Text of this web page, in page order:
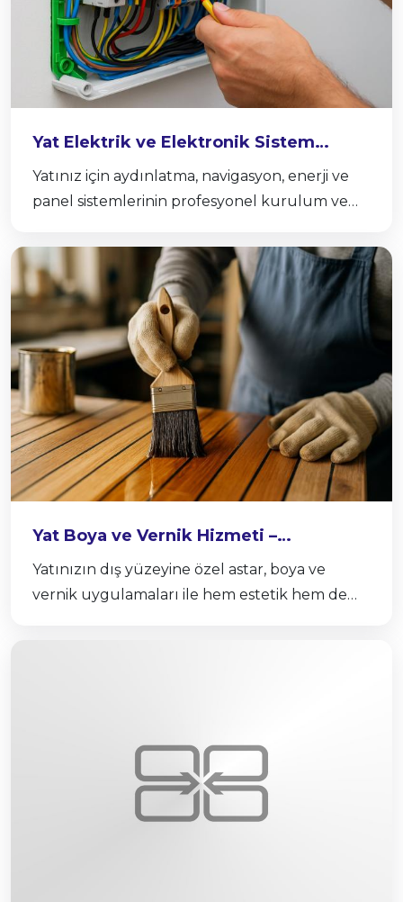
Yat Elektrik ve Elektronik Sistem
Kurulumu
Yatınız için aydınlatma, navigasyon, enerji ve
panel sistemlerinin profesyonel kurulum ve
Yat Boya ve Vernik Hizmeti –
Profesyonel Yüzey Uygulamaları
Yatınızın dış yüzeyine özel astar, boya ve
vernik uygulamaları ile hem estetik hem de